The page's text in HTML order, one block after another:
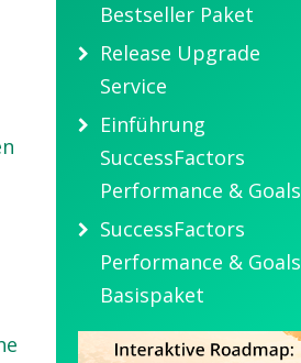
Bestseller Paket
Release Upgrade
Service
Einführung
SuccessFactors
Performance & Goals
SuccessFactors
Performance & Goals
Basispaket